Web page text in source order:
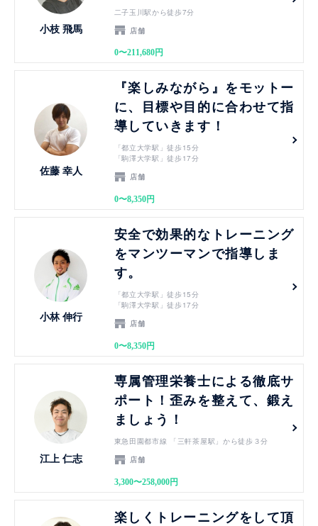
小枝 飛馬
二子玉川駅から徒歩7分
店舗
0〜211,680円
佐藤 幸人
『楽しみながら』をモットー
に、目標や目的に合わせて指
導していきます！
「都立大学駅」徒歩15分
「駒澤大学駅」徒歩17分
店舗
0〜8,350円
小林 伸行
安全で効果的なトレーニング
をマンツーマンで指導しま
す。
「都立大学駅」徒歩15分
「駒澤大学駅」徒歩17分
店舗
0〜8,350円
江上 仁志
専属管理栄養士による徹底サ
ポート！歪みを整えて、鍛え
ましょう！
東急田園都市線 「三軒茶屋駅」から徒歩３分
店舗
3,300〜258,000円
楽しくトレーニングをして頂